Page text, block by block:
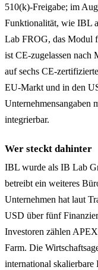
510(k)-Freigabe; im
Funktionalität, wie IBL
Lab FROG, das Modul
ist CE-zugelassen nach
auf sechs CE-
EU-Markt und in den
Unternehmensangaben
integrierbar.
Wer steckt dahinter
IBL wurde als IB Lab
betreibt ein weiteres
Unternehmen hat laut
USD über fünf
Investoren zählen
Farm. Die
international